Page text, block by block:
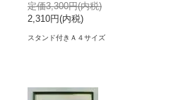
定価3,300円(内税)
2,310円(内税)
スタンド付きＡ４サイズ